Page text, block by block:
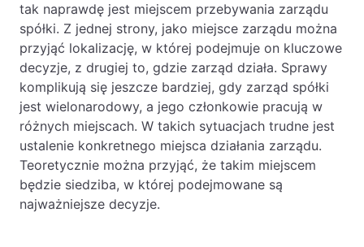
tak naprawdę jest miejscem przebywania zarządu
spółki. Z jednej strony, jako miejsce zarządu można
przyjąć lokalizację, w której podejmuje on kluczowe
decyzje, z drugiej to, gdzie zarząd działa. Sprawy
komplikują się jeszcze bardziej, gdy zarząd spółki
jest wielonarodowy, a jego członkowie pracują w
różnych miejscach. W takich sytuacjach trudne jest
ustalenie konkretnego miejsca działania zarządu.
Teoretycznie można przyjąć, że takim miejscem
będzie siedziba, w której podejmowane są
najważniejsze decyzje.